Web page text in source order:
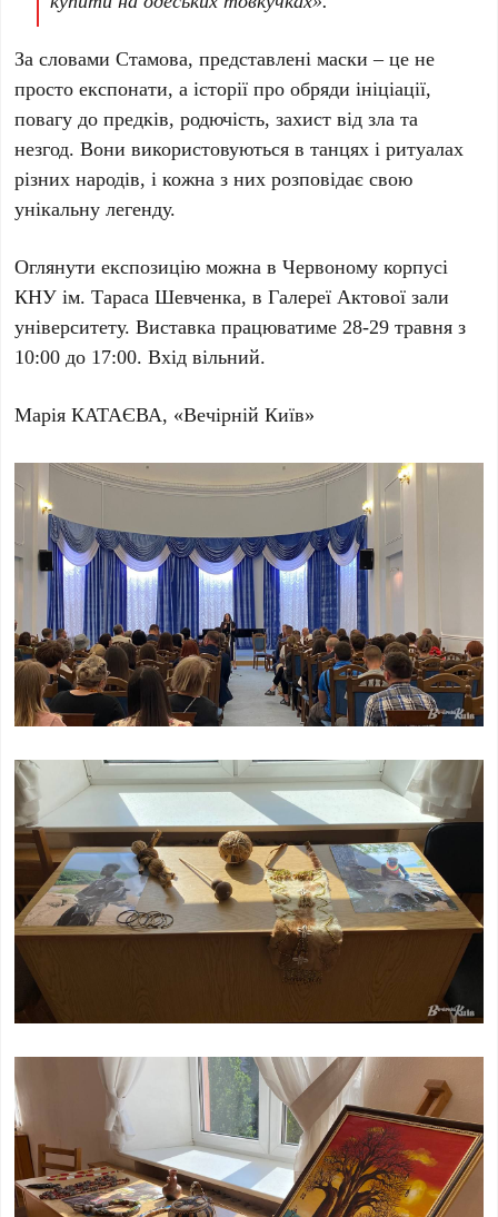
За словами Стамова, представлені маски – це не
просто експонати, а історії про обряди ініціації,
повагу до предків, родючість, захист від зла та
незгод. Вони використовуються в танцях і ритуалах
різних народів, і кожна з них розповідає свою
унікальну легенду.
Оглянути експозицію можна вЧервоному корпусі
КНУ ім. Тараса Шевченка, вГалереї Актової зали
університету. Виставка працюватиме28-29 травня з
10:00 до 17:00. Вхідвільний.
Марія КАТАЄВА, «Вечірній Київ»